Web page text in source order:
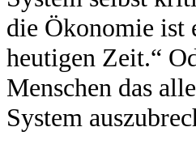
die Ökonomie ist
heutigen Zeit.“
Menschen das
System